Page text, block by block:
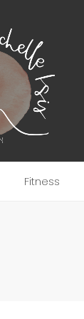
Fitness